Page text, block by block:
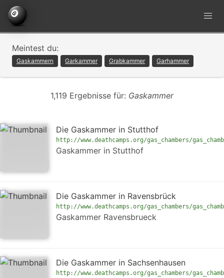
Meintest du:
Gaskammern Garkammer Grabkammer Garhammer
1,119 Ergebnisse für: Gaskammer
Die Gaskammer in Stutthof
http://www.deathcamps.org/gas_chambers/
Gaskammer in Stutthof
Die Gaskammer in Ravensbrück
http://www.deathcamps.org/gas_chambers/
Gaskammer Ravensbrueck
Die Gaskammer in Sachsenhausen
http://www.deathcamps.org/gas_chambers/